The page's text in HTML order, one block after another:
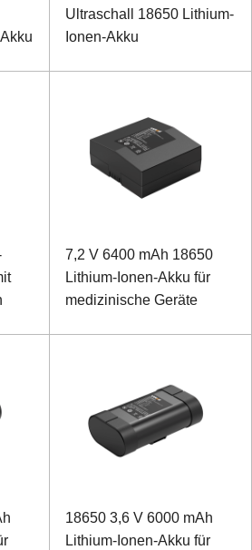
Ultraschall 18650 Lithium-
Ionen-Akku
7,2 V 6400 mAh 18650
Lithium-Ionen-Akku für
medizinische Geräte
18650 3,6 V 6000 mAh
Lithium-Ionen-Akku für